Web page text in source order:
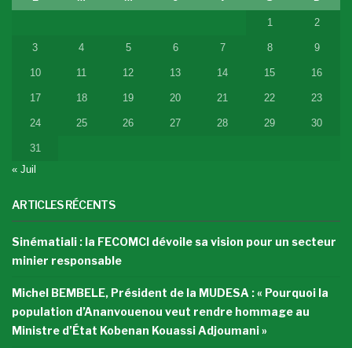
1 2
3 4 5 6 7 8 9
10 11 12 13 14 15 16
17 18 19 20 21 22 23
24 25 26 27 28 29 30
31
« Juil
ARTICLES RÉCENTS
Sinématiali : la FECOMCI dévoile sa vision pour un secteur
minier responsable
Michel BEMBELE, Président de la MUDESA : « Pourquoi la
population d’Ananvouenou veut rendre hommage au
Ministre d’État Kobenan Kouassi Adjoumani »